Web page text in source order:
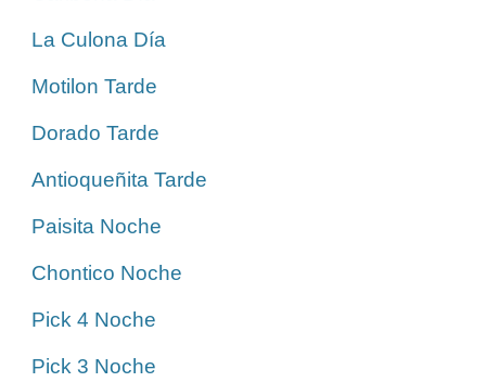
La Culona Día
Motilon Tarde
Dorado Tarde
Antioqueñita Tarde
Paisita Noche
Chontico Noche
Pick 4 Noche
Pick 3 Noche